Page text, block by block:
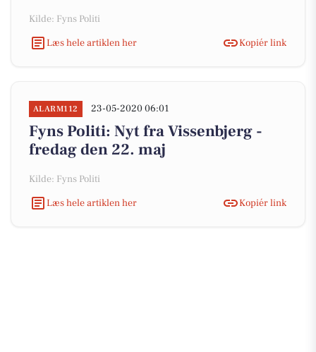
Kilde: Fyns Politi
Læs hele artiklen her
Kopiér link
ALARM112 23-05-2020 06:01
Fyns Politi: Nyt fra Vissenbjerg -
fredag den 22. maj
Kilde: Fyns Politi
Læs hele artiklen her
Kopiér link